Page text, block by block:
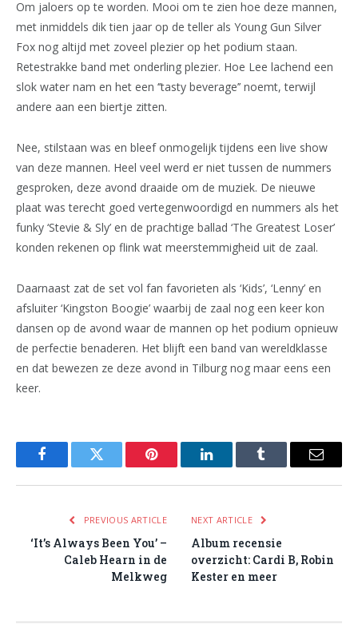
Om jaloers op te worden. Mooi om te zien hoe deze mannen,
met inmiddels dik tien jaar op de teller als Young Gun Silver
Fox nog altijd met zoveel plezier op het podium staan.
Retestrakke band met onderling plezier. Hoe Lee lachend een
slok water nam en het een ‘’tasty beverage’’ noemt, terwijl
andere aan een biertje zitten.
Nee, stilstaan was en bleef onmogelijk tijdens een live show
van deze mannen. Heel veel werd er niet tussen de nummers
gesproken, deze avond draaide om de muziek. De nieuwe
plaat was terecht goed vertegenwoordigd en nummers als het
funky ‘Stevie & Sly’ en de prachtige ballad ‘The Greatest Loser’
konden rekenen op flink wat meerstemmigheid uit de zaal.
Daarnaast zat de set vol fan favorieten als ‘Kids’, ‘Lenny’ en
afsluiter ‘Kingston Boogie’ waarbij de zaal nog een keer kon
dansen op de avond waar de mannen op het podium opnieuw
de perfectie benaderen. Het blijft een band van wereldklasse
en dat bewezen ze deze avond in Tilburg nog maar eens een
keer.
FacebookTwitter Pinterest LinkedInTumblr Email
PREVIOUS ARTICLE
‘It’s Always Been You’ –
Caleb Hearn in de
Melkweg
NEXT ARTICLE
Album recensie
overzicht: Cardi B, Robin
Kester en meer